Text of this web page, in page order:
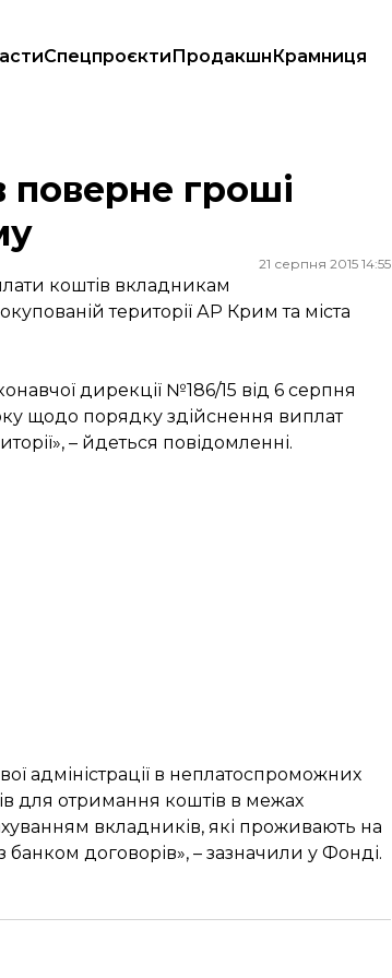
СпецпроєктиПродакшнКрамниця
поверне гроші
21 серпня 2015 14:55
коштів вкладникам
території АР Крим та міста
дирекції №186/15 від 6 серпня
щодо порядку здійснення виплат
– йдеться повідомленні.
адміністрації в неплатоспроможних
для отримання коштів в межах
вкладників, які проживають на
банком договорів», – зазначили у Фонді.